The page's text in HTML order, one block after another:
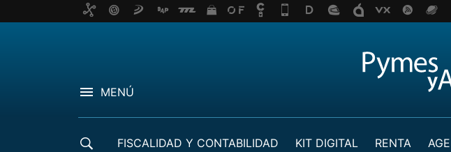
MENÚ
FISCALIDAD Y CONTABILIDAD KIT DIGITAL RENTA